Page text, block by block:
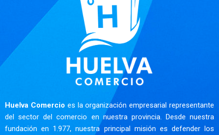
Huelva Comercio es la organización empresarial representante
del sector del comercio en nuestra provincia. Desde nuestra
fundación en 1.977, nuestra principal misión es defender los